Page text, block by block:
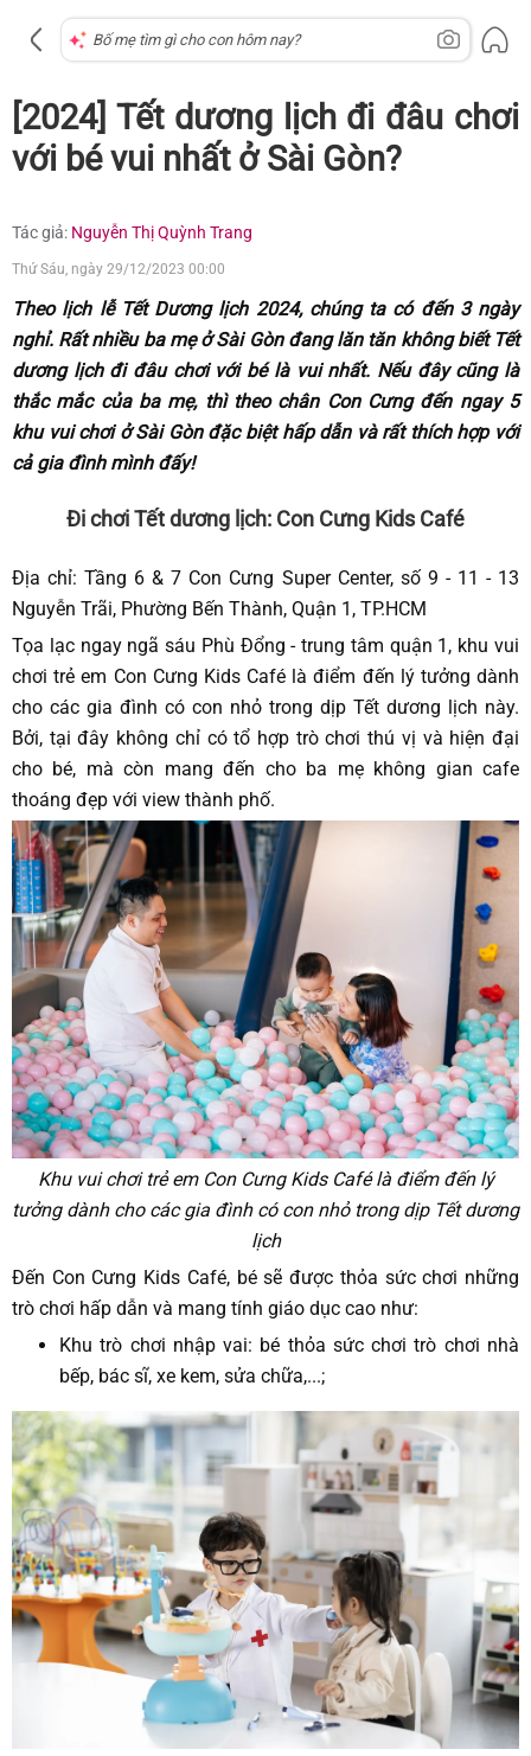
[2024] Tết dương lịch đi đâu chơi
với bé vui nhất ở Sài Gòn?
Tác giả: Nguyễn Thị Quỳnh Trang
Thứ Sáu, ngày 29/12/2023 00:00
Theo lịch lễ Tết Dương lịch 2024, chúng ta có đến 3 ngày
nghỉ. Rất nhiều ba mẹ ở Sài Gòn đang lăn tăn không biết Tết
dương lịch đi đâu chơi với bé là vui nhất. Nếu đây cũng là
thắc mắc của ba mẹ, thì theo chân Con Cưng đến ngay 5
khu vui chơi ở Sài Gòn đặc biệt hấp dẫn và rất thích hợp với
cả gia đình mình đấy!
Đi chơi Tết dương lịch: Con Cưng Kids Café
Địa chỉ:Tầng 6 & 7 Con Cưng Super Center, số 9 - 11 - 13
Nguyễn Trãi, Phường Bến Thành, Quận 1, TP.HCM
Tọa lạc ngay ngã sáu Phù Đổng - trung tâm quận 1, khu vui
chơi trẻ em Con Cưng Kids Café là điểm đến lý tưởng dành
cho các gia đình có con nhỏ trong dịp Tết dương lịch này.
Bởi, tại đây không chỉ có tổ hợp trò chơi thú vị và hiện đại
cho bé, mà còn mang đến cho ba mẹ không gian cafe
thoáng đẹp với view thành phố.
Khu vui chơi trẻ em Con Cưng Kids Café là điểm đến lý
tưởng dành cho các gia đình có con nhỏ trong dịp Tết dương
lịch
Đến Con Cưng Kids Café, bé sẽ được thỏa sức chơi những
trò chơi hấp dẫn và mang tính giáo dục cao như:
Khu trò chơi nhập vai: bé thỏa sức chơi trò chơi nhà
bếp, bác sĩ, xe kem, sửa chữa,...;